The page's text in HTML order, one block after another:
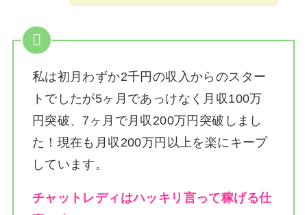
私は初月わずか2千円の収入からのスター
トでしたが5ヶ月であっけなく月収100万
円突破、7ヶ月で月収200万円突破しまし
た！ 現在も月収200万円以上を楽にキープ
しています。
チャットレディはハッキリ言って稼げる仕